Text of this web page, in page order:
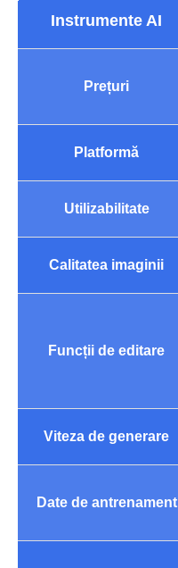
Instrumente AI
Prețuri
Platformă
Utilizabilitate
Calitatea imaginii
Funcții de editare
Viteza de generare
Date de antrenament